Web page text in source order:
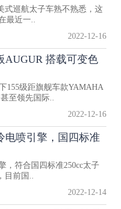
式巡航太子车熟不熟悉，这
最近一..
2022-12-16
AUGUR 搭载可变色
155级距旗舰车款YAMAHA
至领先国际..
2022-12-16
电喷引擎，国四标准
，符合国四标准250cc太子
目前国..
2022-12-14